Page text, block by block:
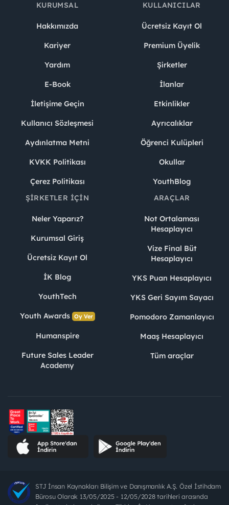
KURUMSAL
Hakkımızda
Kariyer
Yardım
E-Book
İletişime Geçin
Kullanıcı Sözleşmesi
Aydınlatma Metni
KVKK Politikası
Çerez Politikası
KULLANICILAR
Ücretsiz Kayıt Ol
Premium Üyelik
Şirketler
İlanlar
Etkinlikler
Ayrıcalıklar
Öğrenci Kulüpleri
Okullar
YouthBlog
ŞIRKETLER İÇIN
Neler Yaparız?
Kurumsal Giriş
Ücretsiz Kayıt Ol
İK Blog
YouthTech
Youth Awards Oy Ver
Humanspire
Future Sales Leader
Academy
ARAÇLAR
Not Ortalaması
Hesaplayıcı
Vize Final Büt
Hesaplayıcı
YKS Puan Hesaplayıcı
YKS Geri Sayım Sayacı
Pomodoro Zamanlayıcı
Maaş Hesaplayıcı
Tüm araçlar
STJ İnsan Kaynakları Bilişim ve Danışmanlık A.Ş. Özel İstihdam
Bürosu Olarak 13/05/2025 - 12/05/2028 tarihleri arasında